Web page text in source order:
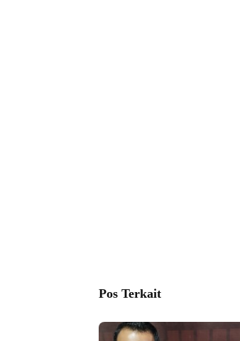
Pos Terkait